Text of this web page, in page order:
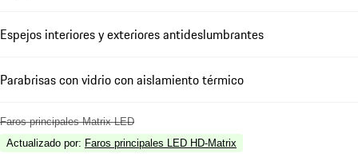
Espejos interiores y exteriores antideslumbrantes
Parabrisas con vidrio con aislamiento térmico
Faros principales Matrix LED
Actualizado por: Faros principales LED HD-Matrix